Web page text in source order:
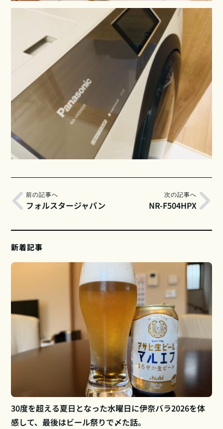
前の記事へ
フォルスタージャパン
次の記事へ
NR-F504HPX
新着記事
30度を超える夏日となった水曜日に伊奈バラ2026を体
感して、最後はビール祭りで〆た話。